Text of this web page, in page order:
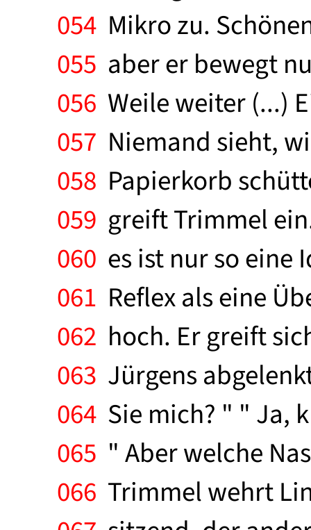
054 Mikro zu.
055 aber er bewegt
056 Weile weiter (...)
057 Niemand sieht,
058 Papierkorb
059 greift Trimmel
060 es ist nur so eine
061 Reflex als eine
062 hoch. Er greift
063 Jürgens
064 Sie mich? " " Ja,
065 " Aber welche
066 Trimmel wehrt